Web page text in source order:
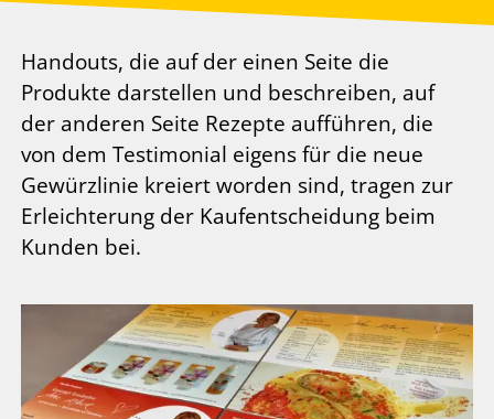
Handouts, die auf der einen Seite die
Produkte darstellen und beschreiben, auf
der anderen Seite Rezepte aufführen, die
von dem Testimonial eigens für die neue
Gewürzlinie kreiert worden sind, tragen zur
Erleichterung der Kaufentscheidung beim
Kunden bei.